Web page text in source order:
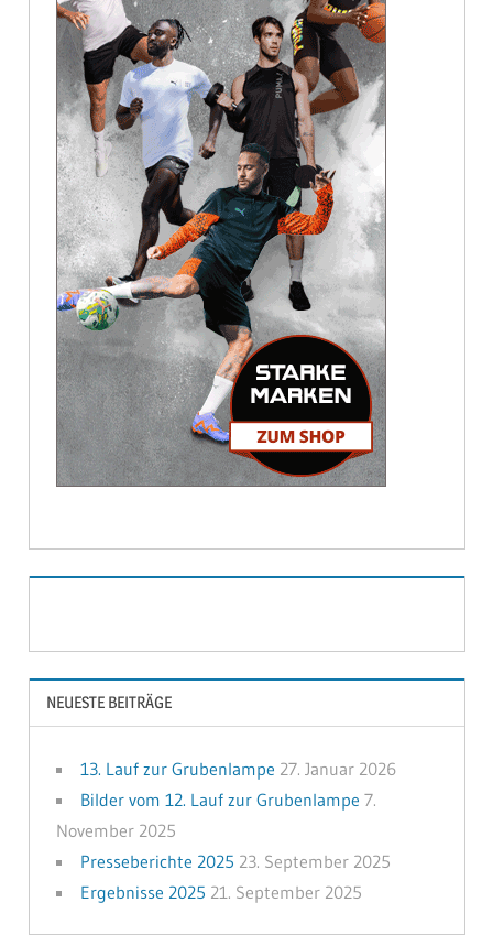
NEUESTE BEITRÄGE
13. Lauf zur Grubenlampe 27. Januar 2026
Bilder vom 12. Lauf zur Grubenlampe 7.
November 2025
Presseberichte 2025 23. September 2025
Ergebnisse 2025 21. September 2025